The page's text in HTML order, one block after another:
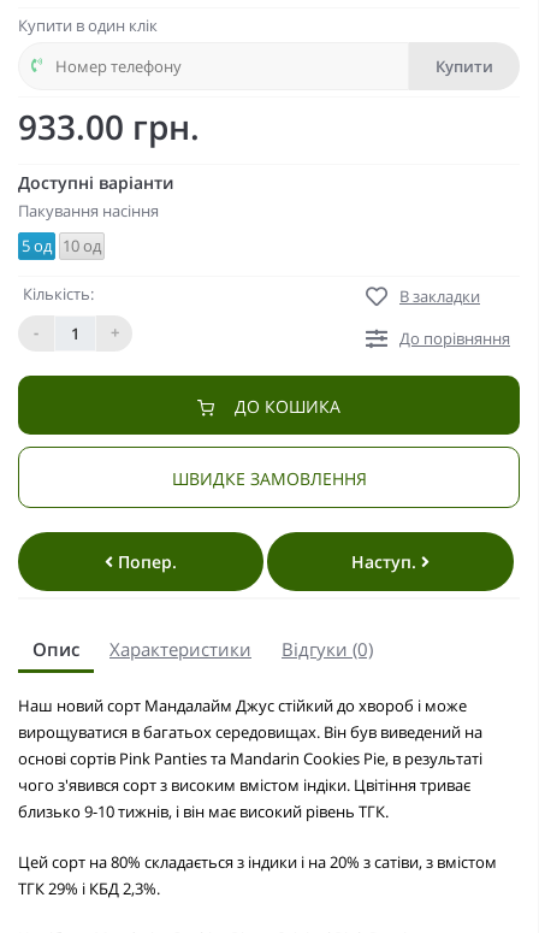
Купити в один клік
Купити
933.00 грн.
Доступні варіанти
Пакування насіння
5 од 10 од
Кількість:
-
+
В закладки
До порівняння
ДО КОШИКА
ШВИДКЕ ЗАМОВЛЕННЯ
Попер. Наступ.
Опис Характеристики Відгуки (0)
Наш новий сорт Мандалайм Джус стійкий до хвороб і може
вирощуватися в багатьох середовищах. Він був виведений на
основі сортів Pink Panties та Mandarin Cookies Pie, в результаті
чого з'явився сорт з високим вмістом індіки. Цвітіння триває
близько 9-10 тижнів, і він має високий рівень ТГК.
Цей сорт на 80% складається з індики і на 20% з сатіви, з вмістом
ТГК 29% і КБД 2,3%.